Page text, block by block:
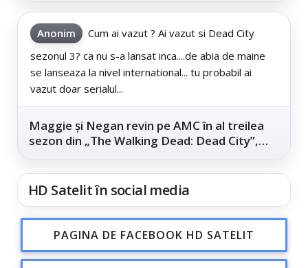
Anonim
Cum ai vazut ? Ai vazut si Dead City
sezonul 3? ca nu s-a lansat inca....de abia de maine
se lanseaza la nivel international... tu probabil ai
vazut doar serialul...
Maggie și Negan revin pe AMC în al treilea
sezon din „The Walking Dead: Dead City”,
HD Satelit în social media
PAGINA DE FACEBOOK HD SATELIT